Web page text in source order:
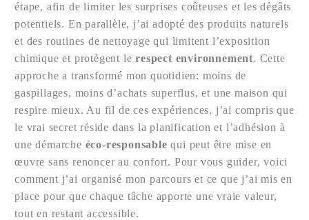
étape, afin de limiter les surprises coûteuses et les dégâts
potentiels. En parallèle, j’ai adopté des produits naturels
et des routines de nettoyage qui limitent l’exposition
chimique et protègent lerespect environnement. Cette
approche a transformé mon quotidien: moins de
gaspillages, moins d’achats superflus, et une maison qui
respire mieux. Au fil de ces expériences, j’ai compris que
le vrai secret réside dans la planification et l’adhésion à
une démarche éco-responsable qui peut être mise en
œuvre sans renoncer au confort. Pour vous guider, voici
comment j’ai organisé mon parcours et ce que j’ai mis en
place pour que chaque tâche apporte une vraie valeur,
tout en restant accessible.